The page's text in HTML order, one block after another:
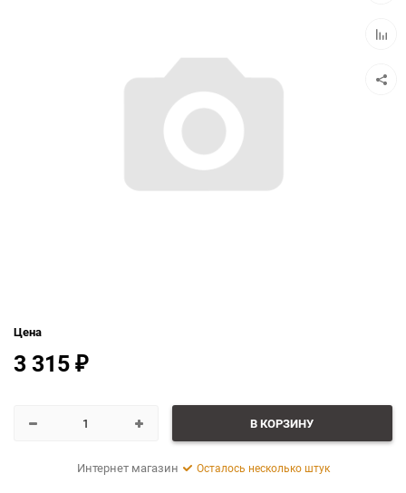
Цена
3 315 ₽
В КОРЗИНУ
Интернет магазин Осталось несколько штук